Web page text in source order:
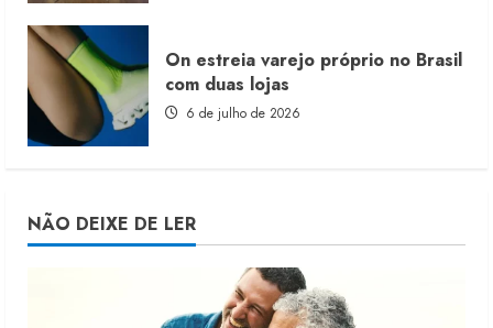
On estreia varejo próprio no Brasil
com duas lojas
6 de julho de 2026
NÃO DEIXE DE LER